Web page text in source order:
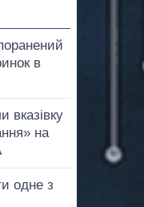
в
вказівку
на
одне з